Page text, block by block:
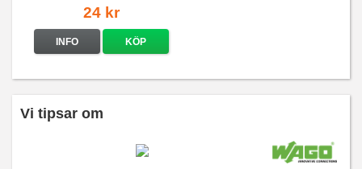
24 kr
INFO KÖP
Vi tipsar om